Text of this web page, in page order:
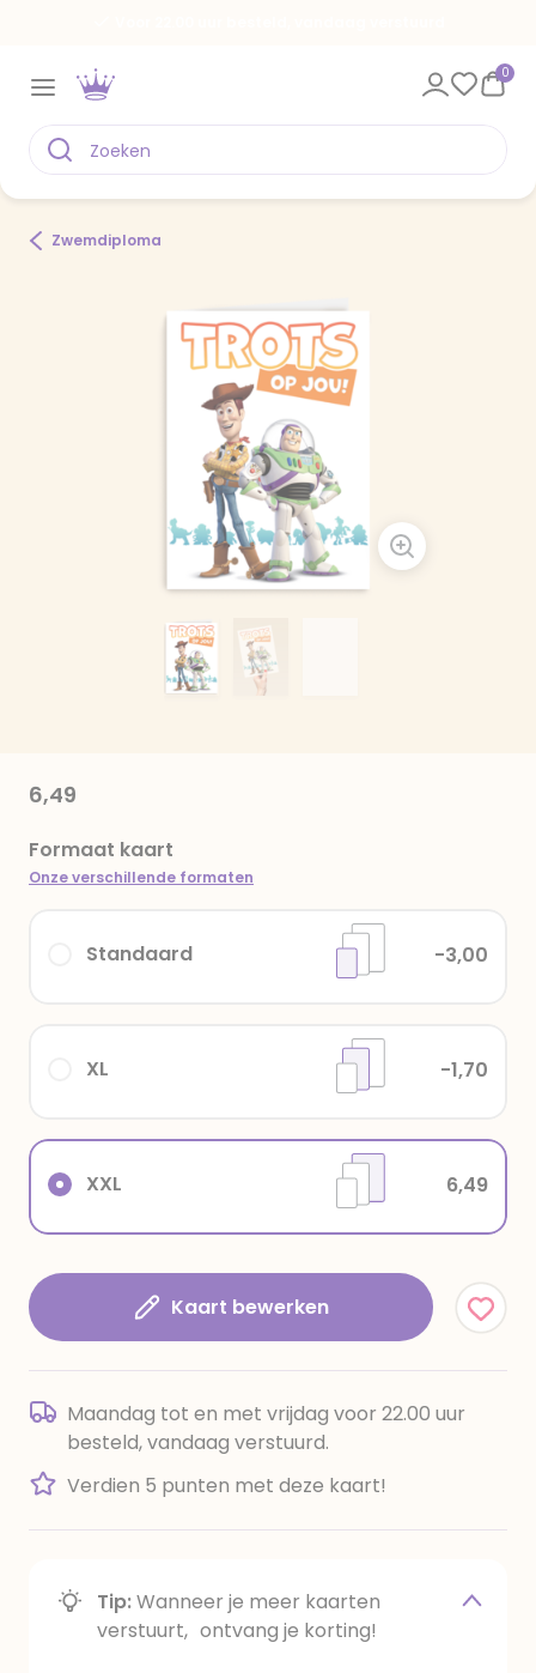
0
Zwemdiploma
6,49
Formaat kaart
Onze verschillende formaten
XXL 6,49
XL -1,70
Standaard -3,00
Kaart bewerken
Maandag tot en met vrijdag voor 22.00 uur
besteld, vandaag verstuurd.
Verdien 5 punten met deze kaart!
Tip:Wanneer je meer kaarten
verstuurt, ontvang je korting!